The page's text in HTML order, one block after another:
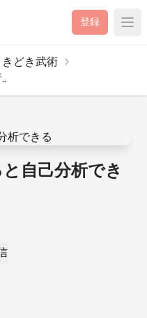
登録
どき武術
自己分析でき